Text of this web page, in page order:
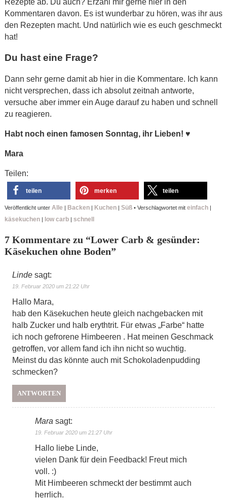
Kommentaren davon. Es ist wunderbar zu hören, was ihr aus
den Rezepten macht. Und natürlich wie es euch geschmeckt
hat!
Du hast eine Frage?
Dann sehr gerne damit ab hier in die Kommentare. Ich kann
nicht versprechen, dass ich absolut zeitnah antworte,
versuche aber immer ein Auge darauf zu haben und schnell
zu reagieren.
Habt noch einen famosen Sonntag, ihr Lieben! ♥
Mara
Teilen:
teilen merken teilen
Veröffentlicht unter Alle | Backen| Kuchen| Süß• Verschlagwortet mit einfach|
käsekuchen| low carb| schnell
7 Kommentare zu “Lower Carb & gesünder:
Käsekuchen ohne Boden”
Linde sagt:
19. Februar 2020 um 21:22 Uhr
Hallo Mara,
hab den Käsekuchen heute gleich nachgebacken mit
halb Zucker und halb erythtrit. Für etwas „Farbe“ hatte
ich noch gefrorene Himbeeren . Hat meinen Geschmack
getroffen, vor allem fand ich ihn nicht so wuchtig.
Meinst du das könnte auch mit Schokoladenpudding
schmecken?
ANTWORTEN
Mara sagt:
19. Februar 2020 um 21:27 Uhr
Hallo liebe Linde,
vielen Dank für dein Feedback! Freut mich
voll. :)
Mit Himbeeren schmeckt der bestimmt auch
herrlich.